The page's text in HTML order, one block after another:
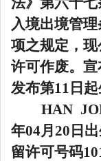
入境出境管
项之规定，
许可作废。
发布第11日
HAN
年04月20日
留许可号码